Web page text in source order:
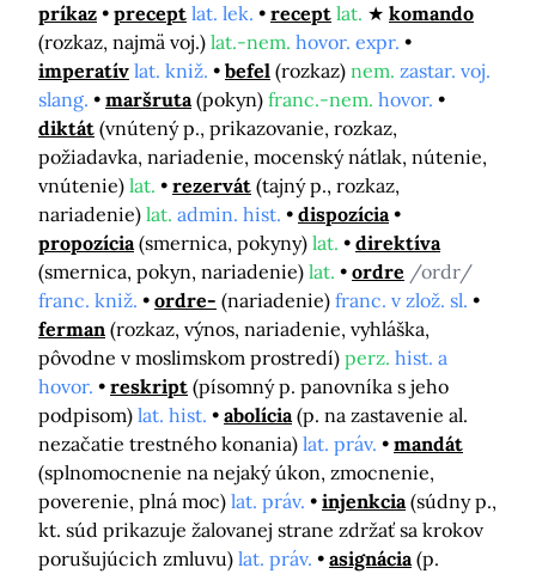
príkaz precept lat. lek. recept lat.
komando
(rozkaz, najmä voj.) lat.-nem. hovor. expr.
imperatív lat. kniž. befel (rozkaz) nem. zastar. voj.
slang.
maršruta (pokyn) franc.-nem. hovor.
diktát (vnútený p., prikazovanie, rozkaz,
požiadavka, nariadenie, mocenský nátlak, nútenie,
vnútenie) lat. rezervát (tajný p., rozkaz,
nariadenie) lat. admin. hist.
dispozícia
propozícia (smernica, pokyny) lat.
direktíva
(smernica, pokyn, nariadenie) lat. ordre /ordr/
franc. kniž.
ordre- (nariadenie) franc. v zlož. sl.
ferman (rozkaz, výnos, nariadenie, vyhláška,
pôvodne v moslimskom prostredí) perz. hist. a
hovor.
reskript (písomný p. panovníka s jeho
podpisom) lat. hist. abolícia (p. na zastavenie al.
nezačatie trestného konania) lat. práv.
mandát
(splnomocnenie na nejaký úkon, zmocnenie,
poverenie, plná moc) lat. práv. injenkcia (súdny p.,
kt. súd prikazuje žalovanej strane zdržať sa krokov
porušujúcich zmluvu) lat. práv. asignácia (p.